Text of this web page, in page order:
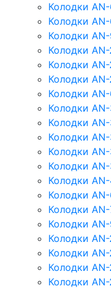
Колодки AN-
Колодки
Колодки
Колодки
Колодки
Колодки
Колодки
Колодки
Колодки
Колодки
Колодки
Колодки
Колодки
Колодки
Колодки AN-
Колодки
Колодки
Колодки
Колодки
Колодки